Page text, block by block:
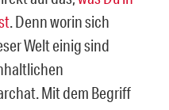
. Denn worin sich
Welt einig sind
Mit dem Begriff